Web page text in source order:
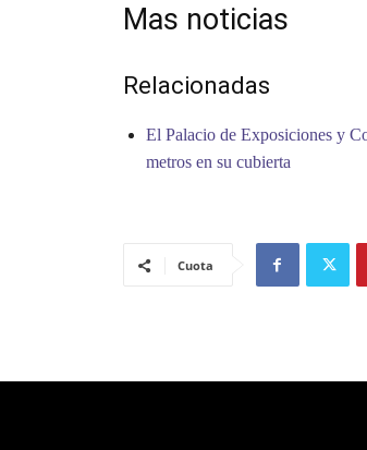
Mas noticias
Relacionadas
El Palacio de Exposiciones y
metros en su cubierta
Cuota